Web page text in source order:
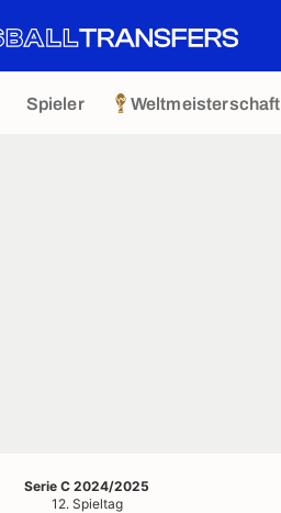
Spieler Weltmeisterschaft
Serie C 2024/2025
12. Spieltag